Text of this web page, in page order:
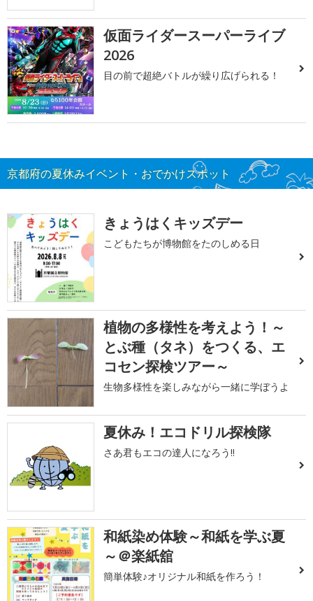
仮面ライダースーパーライブ
2026
目の前で超絶バトルが繰り広げられる！
京都府の夏休みイベント・おでかけスポット
きょうはくキッズデー
こどもたちが博物館をたのしめる日
植物の多様性を考えよう！～
とぶ種（タネ）をつくる、エ
コセン探検ツアー～
生物多様性を楽しみながら一緒に学ぼうよ
夏休み！エコドリル探検隊
さあ君もエコの達人になろう!!
和紙染め体験～和紙を学ぶ夏
～＠楽紙舘
簡単体験♪オリジナル和紙を作ろう！